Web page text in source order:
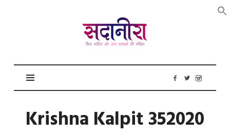
सदानीरा
Krishna Kalpit 352020